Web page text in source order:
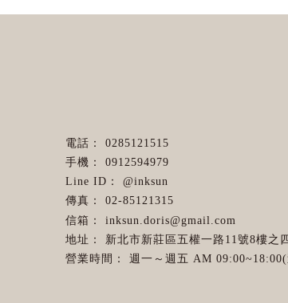
@inksun
0285121515
0912594979
02-85121315
inksun.doris@gmail.com
新北市新莊區五權一路11號8樓之
週一～週五 AM